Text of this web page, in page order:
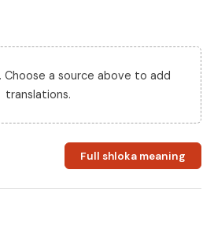
Choose a source above to add
translations.
Full shloka meaning